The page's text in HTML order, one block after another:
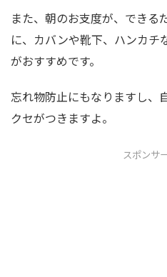
また、朝のお支度が、できる
に、カバンや靴下、ハンカチ
がおすすめです。
忘れ物防止にもなりますし、
クセがつきますよ。
スポンサ